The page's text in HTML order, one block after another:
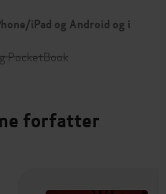
iPad og Android og i
PocketBook
forfatter